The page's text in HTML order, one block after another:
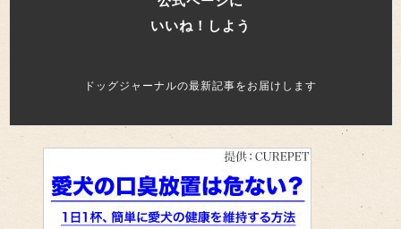
いいね！しよう
ドッグジャーナルの最新記事をお届けします